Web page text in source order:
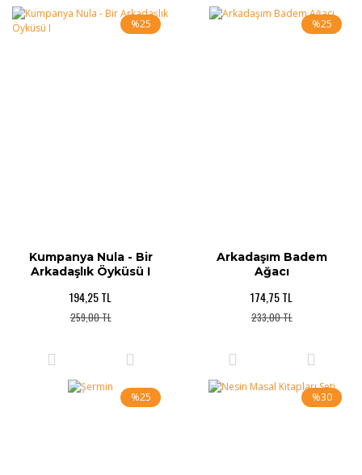
%25
Kumpanya Nula - Bir
Arkadaşlık Öyküsü I
194,25 TL
259,00 TL
%25
Arkadaşım Badem
Ağacı
174,75 TL
233,00 TL
%25 %30